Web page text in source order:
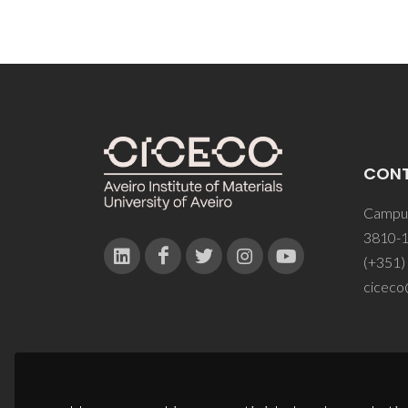
3810-